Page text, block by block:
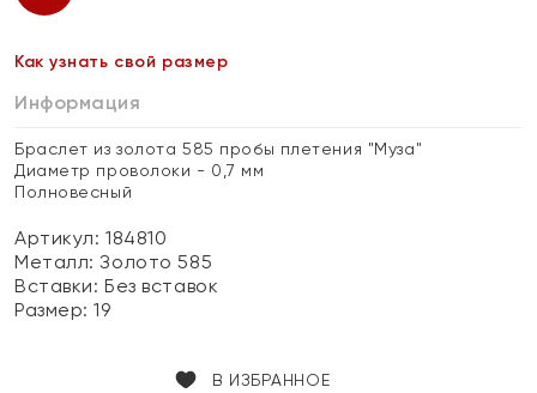
Как узнать свой размер
Информация
Браслет из золота 585 пробы плетения "Муза"
Диаметр проволоки - 0,7 мм
Полновесный
Артикул: 184810
Металл:Золото 585
Вставки:Без вставок
Размер:19
В ИЗБРАННОЕ